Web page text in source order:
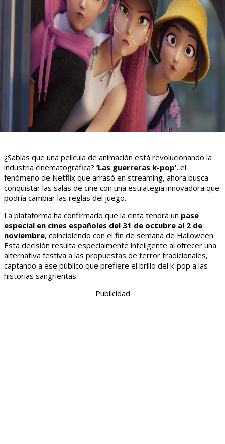
¿Sabías que una película de animación está revolucionando la
industria cinematográfica? ‘Las guerreras k-pop’, el
fenómeno de Netflix que arrasó en streaming, ahora busca
conquistar las salas de cine con una estrategia innovadora que
podría cambiar las reglas del juego.
La plataforma ha confirmado que la cinta tendrá un pase
especial en cines españoles del 31 de octubre al 2 de
noviembre, coincidiendo con el fin de semana de Halloween.
Esta decisión resulta especialmente inteligente al ofrecer una
alternativa festiva a las propuestas de terror tradicionales,
captando a ese público que prefiere el brillo del k-pop a las
historias sangrientas.
Publicidad